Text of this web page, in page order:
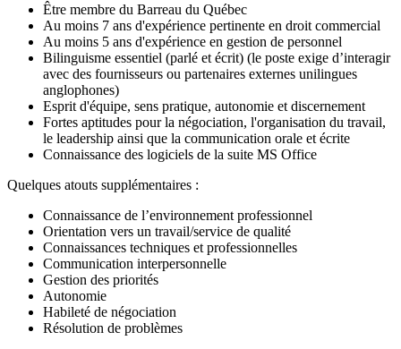
Être membre du Barreau du Québec
Au moins 7 ans d'expérience pertinente en droit commercial
Au moins 5 ans d'expérience en gestion de personnel
Bilinguisme essentiel (parlé et écrit) (le poste exige d’interagir
avec des fournisseurs ou partenaires externes unilingues
anglophones)
Esprit d'équipe, sens pratique, autonomie et discernement
Fortes aptitudes pour la négociation, l'organisation du travail,
le leadership ainsi que la communication orale et écrite
Connaissance des logiciels de la suite MS Office
Quelques atouts supplémentaires :
Connaissance de l’environnement professionnel
Orientation vers un travail/service de qualité
Connaissances techniques et professionnelles
Communication interpersonnelle
Gestion des priorités
Autonomie
Habileté de négociation
Résolution de problèmes